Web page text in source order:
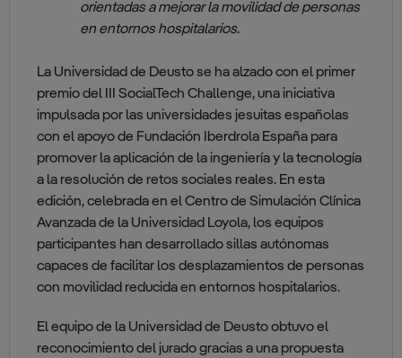
orientadas a mejorar la movilidad de personas
en entornos hospitalarios.
La Universidad de Deusto se ha alzado con el primer
premio del III SocialTech Challenge, una iniciativa
impulsada por las universidades jesuitas españolas
con el apoyo de Fundación Iberdrola España para
promover la aplicación de la ingeniería y la tecnología
a la resolución de retos sociales reales. En esta
edición, celebrada en el Centro de Simulación Clínica
Avanzada de la Universidad Loyola, los equipos
participantes han desarrollado sillas autónomas
capaces de facilitar los desplazamientos de personas
con movilidad reducida en entornos hospitalarios.
El equipo de la Universidad de Deusto obtuvo el
reconocimiento del jurado gracias a una propuesta